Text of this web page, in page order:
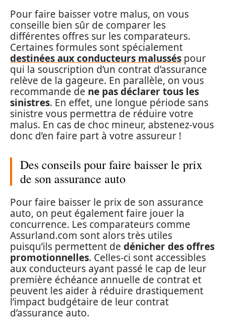
Pour faire baisser votre malus, on vous
conseille bien sûr de comparer les
différentes offres sur les comparateurs.
Certaines formules sont spécialement
destinées aux conducteurs malussés pour
qui la souscription d’un contrat d’assurance
relève de la gageure. En parallèle, on vous
recommande de ne pas déclarer tous les
sinistres. En effet, une longue période sans
sinistre vous permettra de réduire votre
malus. En cas de choc mineur, abstenez-vous
donc d’en faire part à votre assureur !
Des conseils pour faire baisser le prix
de son assurance auto
Pour faire baisser le prix de son assurance
auto, on peut également faire jouer la
concurrence. Les comparateurs comme
Assurland.com sont alors très utiles
puisqu’ils permettent de dénicher des offres
promotionnelles. Celles-ci sont accessibles
aux conducteurs ayant passé le cap de leur
première échéance annuelle de contrat et
peuvent les aider à réduire drastiquement
l’impact budgétaire de leur contrat
d’assurance auto.